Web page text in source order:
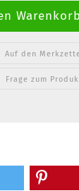
Auf den
Frage zum